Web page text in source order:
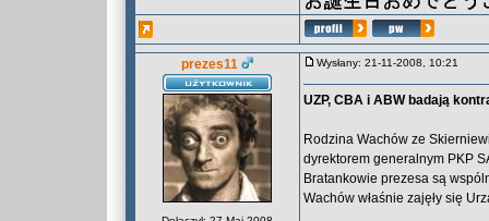
prezes11 Wysłany: 21-11-2008, 10:21
UZP, CBA i ABW badają
Rodzina Wachów ze
dyrektorem generalnym PKP
Bratankowie prezesa są
Wachów właśnie zajęły się